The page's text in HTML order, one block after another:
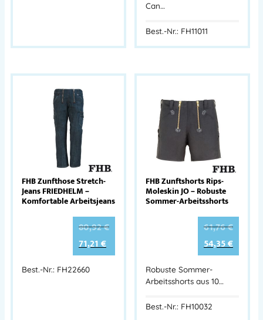
Can…
Best.-Nr.: FH11011
FHB Zunfthose Stretch-
Jeans FRIEDHELM –
Komfortable Arbeitsjeans
80,92€
71,21€
Best.-Nr.: FH22660
FHB Zunftshorts Rips-
Moleskin JO – Robuste
Sommer-Arbeitsshorts
61,76€
54,35€
Robuste Sommer-
Arbeitsshorts aus 10…
Best.-Nr.: FH10032